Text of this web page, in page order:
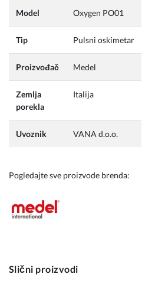
Model Oxygen PO01
Tip Pulsni oskimetar
Proizvođač Medel
Zemlja
porekla
Italija
Uvoznik VANA d.o.o.
Pogledajte sve proizvode brenda:
Slični proizvodi